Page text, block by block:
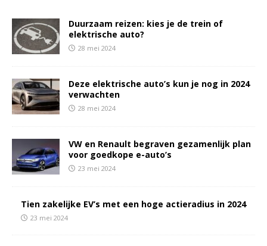
Duurzaam reizen: kies je de trein of
elektrische auto?
28 mei 2024
Deze elektrische auto’s kun je nog in 2024
verwachten
28 mei 2024
VW en Renault begraven gezamenlijk plan
voor goedkope e-auto’s
23 mei 2024
Tien zakelijke EV’s met een hoge actieradius in 2024
23 mei 2024